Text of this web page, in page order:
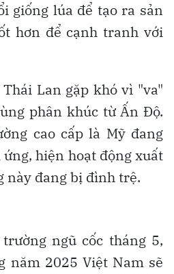
giống lúa để tạo ra sản
hơn để cạnh tranh với
Lan gặp khó vì "va"
phân khúc từ Ấn Độ.
cao cấp là Mỹ đang
hiện hoạt động xuất
này đang bị đình trệ.
ngũ cốc tháng 5,
năm 2025 Việt Nam sẽ